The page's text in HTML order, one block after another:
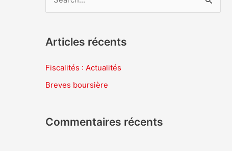
h
e
e
Articles récents
Fiscalités : Actualités
Breves boursière
Commentaires récents